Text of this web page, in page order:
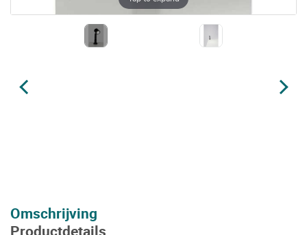
Omschrijving
Productdetails